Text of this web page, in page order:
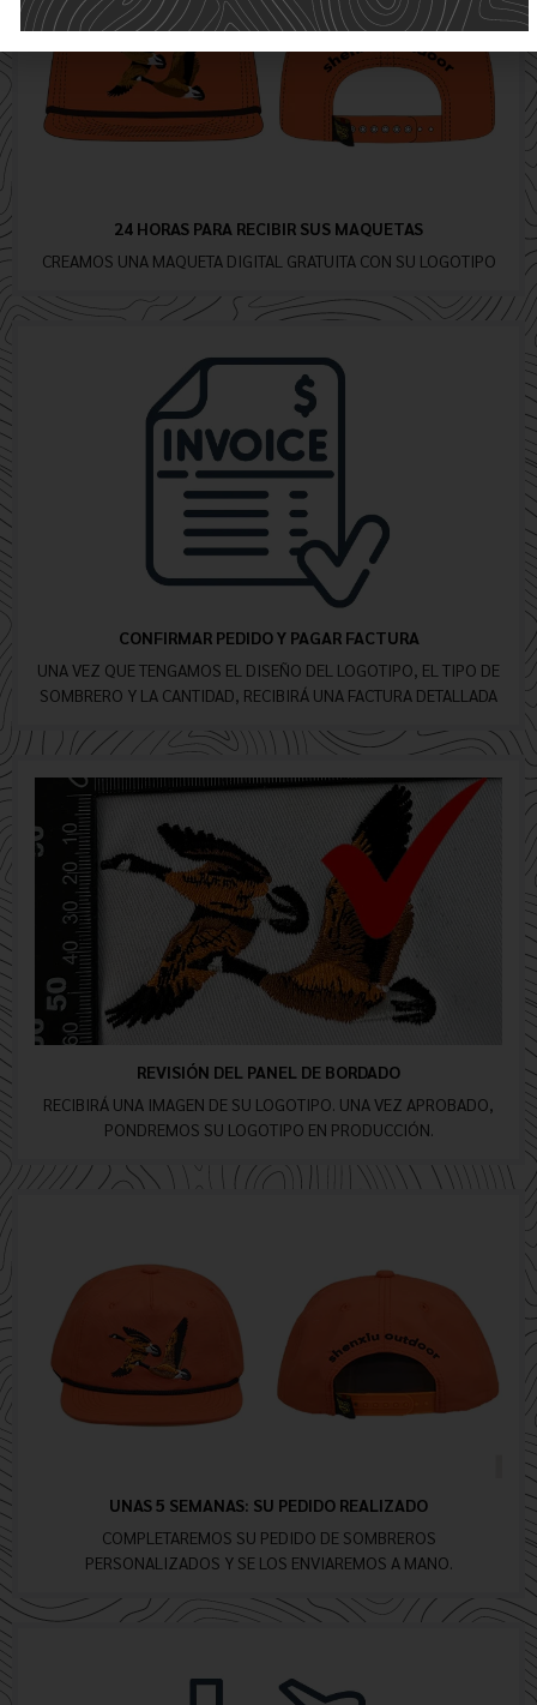
24 HORAS PARA RECIBIR SUS MAQUETAS
CREAMOS UNA MAQUETA DIGITAL GRATUITA CON SU LOGOTIPO
CONFIRMAR PEDIDO Y PAGAR FACTURA
UNA VEZ QUE TENGAMOS EL DISEÑO DEL LOGOTIPO, EL TIPO DE
SOMBRERO Y LA CANTIDAD, RECIBIRÁ UNA FACTURA DETALLADA
REVISIÓN DEL PANEL DE BORDADO
RECIBIRÁ UNA IMAGEN DE SU LOGOTIPO. UNA VEZ APROBADO,
PONDREMOS SU LOGOTIPO EN PRODUCCIÓN.
UNAS 5 SEMANAS: SU PEDIDO REALIZADO
COMPLETAREMOS SU PEDIDO DE SOMBREROS
PERSONALIZADOS Y SE LOS ENVIAREMOS A MANO.
Alternative: